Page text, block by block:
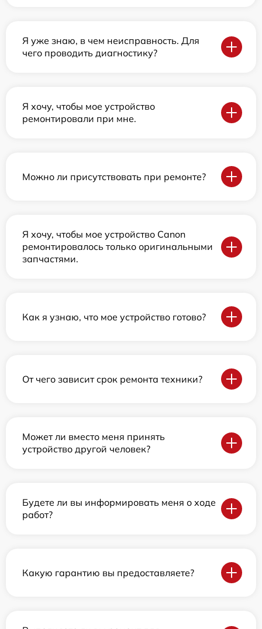
Я уже знаю, в чем неисправность. Для
чего проводить диагностику?
Я хочу, чтобы мое устройство
ремонтировали при мне.
Можно ли присутствовать при ремонте?
Я хочу, чтобы мое устройство Canon
ремонтировалось только оригинальными
запчастями.
Как я узнаю, что мое устройство готово?
От чего зависит срок ремонта техники?
Может ли вместо меня принять
устройство другой человек?
Будете ли вы информировать меня о ходе
работ?
Какую гарантию вы предоставляете?